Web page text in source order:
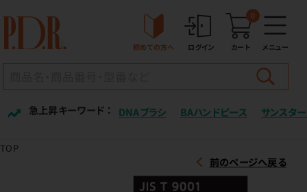
初めての方へ ログイン カート
0
メニュー
急上昇キーワード ： DNAブラシ BAハンドピース サンスター
TOP
前のページへ戻る